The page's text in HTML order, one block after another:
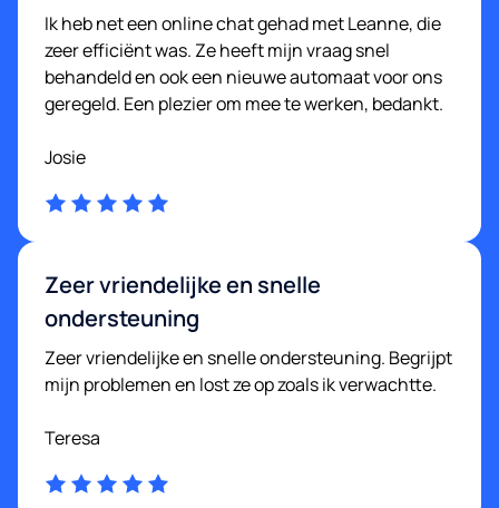
Ik heb net een online chat gehad met Leanne, die
zeer efficiënt was. Ze heeft mijn vraag snel
behandeld en ook een nieuwe automaat voor ons
geregeld. Een plezier om mee te werken, bedankt.
Josie
Zeer vriendelijke en snelle
ondersteuning
Zeer vriendelijke en snelle ondersteuning. Begrijpt
mijn problemen en lost ze op zoals ik verwachtte.
Teresa